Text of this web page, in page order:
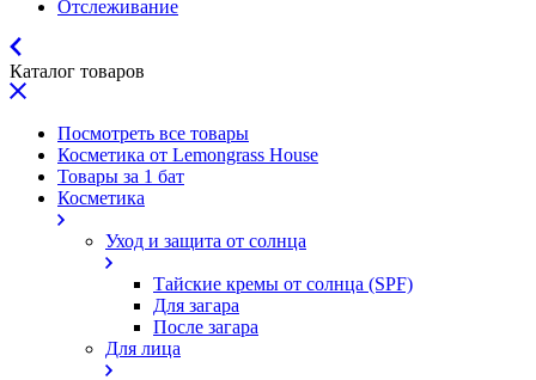
Отслеживание
Каталог товаров
Посмотреть все товары
Косметика от Lemongrass House
Товары за 1 бат
Косметика
Уход и защита от солнца
Тайские кремы от солнца (SPF)
Для загара
После загара
Для лица